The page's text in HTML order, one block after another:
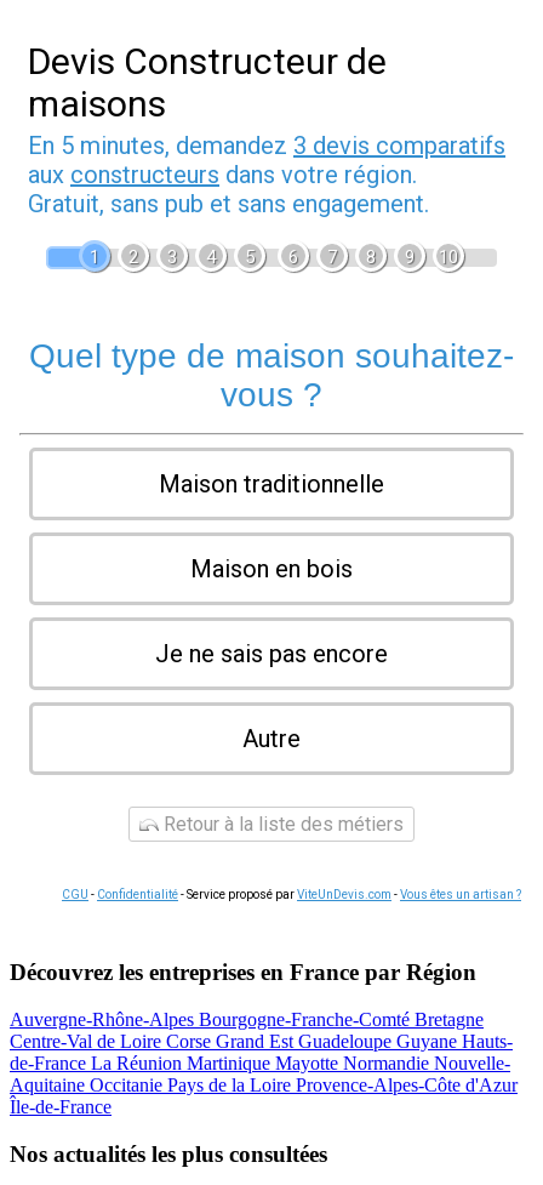
Devis Constructeur de
maisons
En 5 minutes, demandez 3 devis comparatifs
aux constructeurs dans votre région.
Gratuit, sans pub et sans engagement.
1 2 3 4 5 6 7 8 9 10
Quel type de maison souhaitez-
vous ?
Maison traditionnelle
Maison en bois
Je ne sais pas encore
Autre
Retour à la liste des métiers
CGU - Confidentialité- Service proposé parViteUnDevis.com -Vous êtes un artisan ?
Découvrez les entreprises en France par Région
Auvergne-Rhône-Alpes Bourgogne-Franche-Comté Bretagne
Centre-Val de Loire Corse Grand Est Guadeloupe Guyane Hauts-
de-France La Réunion Martinique Mayotte Normandie Nouvelle-
Aquitaine Occitanie Pays de la Loire Provence-Alpes-Côte d'Azur
Île-de-France
Nos actualités les plus consultées